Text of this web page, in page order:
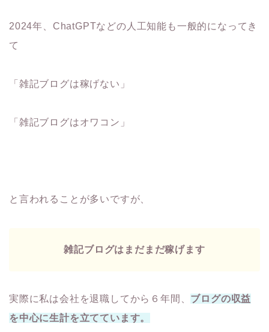
2024年、ChatGPTなどの人工知能も一般的になってき
て
「雑記ブログは稼げない」
「雑記ブログはオワコン」
と言われることが多いですが、
雑記ブログはまだまだ稼げます
実際に私は会社を退職してから６年間、 ブログの収益
を中心に生計を立てています。